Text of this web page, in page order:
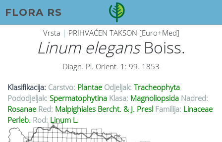
FLORA RS
Vrsta | PRIHVAĆEN TAKSON [Euro+Med]
Linum elegansBoiss.
Diagn. Pl. Orient. 1: 99. 1853
Klasifikacija: Carstvo: Plantae Odjeljak: Tracheophyta
Pododjeljak: Spermatophytina Klasa: Magnoliopsida Nadred:
Rosanae Red: Malpighiales Bercht. & J. Presl Familija: Linaceae
Perleb. Rod: Linum L.